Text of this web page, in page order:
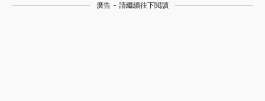
廣告 - 請繼續往下閱讀